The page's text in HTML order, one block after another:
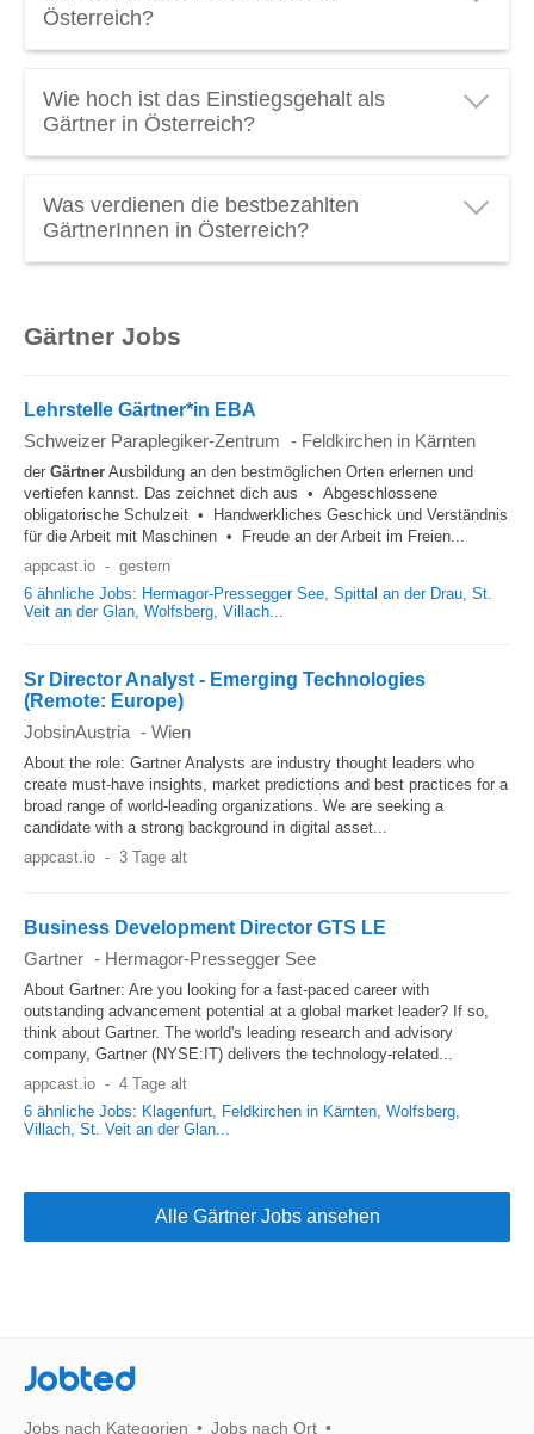
Österreich?
€ 11,75 brutto pro Stundeoder€ 1.786 brutto pro
Monat. Verdienen Sie als Gärtner genug? Schauen
2026).
Wie hoch ist das Einstiegsgehalt als
Gärtner in Österreich?
GärtnerInnen in Österreich liegt bei€ 1.400 brutto
pro Monat.
Was verdienen die bestbezahlten
GärtnerInnen in Österreich?
in diesen Beruf entdecken: Garten- und
Friedhofs- und ZiergärtnerInnen oder
GärtnermeisterInnen verdienen am meisten.
Gärtner Jobs
Lehrstelle Gärtner*in EBA
Schweizer Paraplegiker-Zentrum - Feldkirchen in Kärnten
der Gärtner Ausbildung an den bestmöglichen Orten erlernen und
vertiefen kannst. Das zeichnet dich aus • Abgeschlossene
obligatorische Schulzeit • Handwerkliches Geschick und Verständnis
für die Arbeit mit Maschinen • Freude an der Arbeit im Freien...
appcast.io - gestern
6 ähnliche Jobs: Hermagor-Pressegger See, Spittal an der Drau, St.
Veit an der Glan, Wolfsberg, Villach...
Sr Director Analyst - Emerging Technologies
(Remote: Europe)
JobsinAustria - Wien
About the role: Gartner Analysts are industry thought leaders who
create must-have insights, market predictions and best practices for a
broad range of world-leading organizations. We are seeking a
candidate with a strong background in digital asset...
appcast.io - 3 Tage alt
Business Development Director GTS LE
Gartner - Hermagor-Pressegger See
About Gartner: Are you looking for a fast-paced career with
outstanding advancement potential at a global market leader? If so,
think about Gartner. The world's leading research and advisory
company, Gartner (NYSE:IT) delivers the technology-related...
appcast.io - 4 Tage alt
6 ähnliche Jobs: Klagenfurt, Feldkirchen in Kärnten, Wolfsberg,
Villach, St. Veit an der Glan...
Alle Gärtner Jobs ansehen
Jobted
Jobs nach Kategorien Jobs nach Ort